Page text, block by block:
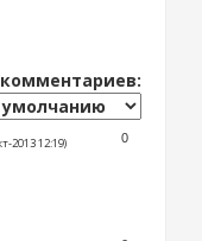
0
2013 12:19)